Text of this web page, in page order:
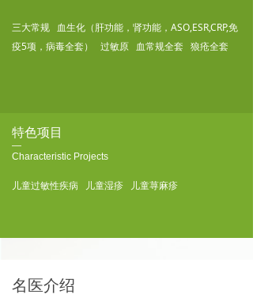
儿童过敏性疾病 儿童湿疹 儿童荨麻疹
特色项目
—
Characteristic Projects
三大常规 血生化（肝功能，肾功能，ASO,ESR,CRP,免
疫5项，病毒全套） 过敏原 血常规全套 狼疮全套
名医介绍